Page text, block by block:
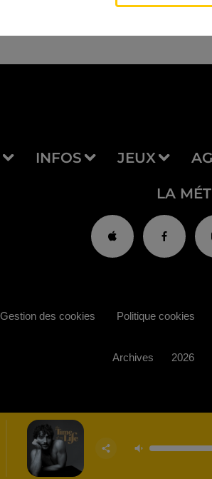
INFOS JEUX
LA
Gestion des cookies Politique cookies
Archives 2026